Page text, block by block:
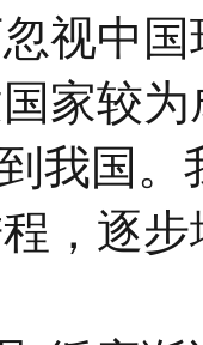
视中
家较
我国
，逐